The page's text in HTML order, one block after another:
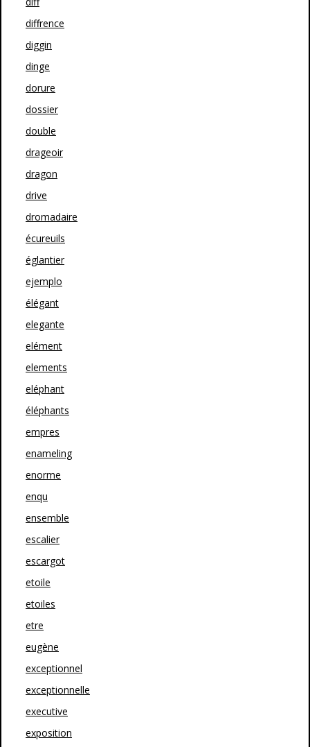
diffrence
diggin
dinge
dorure
dossier
double
drageoir
dragon
drive
dromadaire
écureuils
églantier
ejemplo
élégant
elegante
elément
elements
eléphant
éléphants
empres
enameling
enorme
enqu
ensemble
escalier
escargot
etoile
etoiles
etre
eugène
exceptionnel
exceptionnelle
executive
exposition